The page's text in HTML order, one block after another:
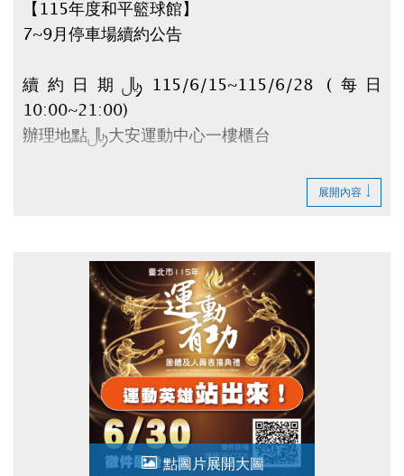
【115年度和平籃球館】
7~9月停車場續約公告
續約日期：115/6/15~115/6/28 (每日
10:00~21:00)
辦理地點：大安運動中心一樓櫃台
3.租金(全日$6,500元/月、日間$5,000元/月)
逾時視同放棄。
如有剩餘車位將於6/30公告。
辦理退租時程：115/7/1~7/10 (每日
10:00~20:00)
展開內容
點圖片展開大圖